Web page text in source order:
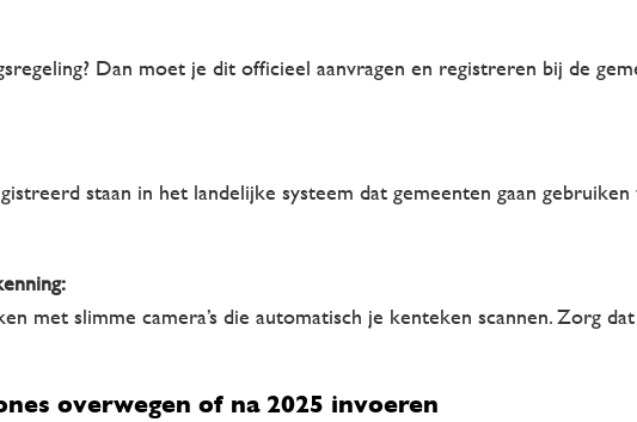
Dan moet je dit officieel aanvragen en registreren bij de
staan in het landelijke systeem dat gemeenten gaan
met slimme camera’s die automatisch je kenteken scannen. Zorg
overwegen of na 2025 invoeren